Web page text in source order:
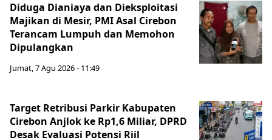
Diduga Dianiaya dan Dieksploitasi
Majikan di Mesir, PMI Asal Cirebon
Terancam Lumpuh dan Memohon
Dipulangkan
Jumat, 7 Agu 2026 - 11:49
Target Retribusi Parkir Kabupaten
Cirebon Anjlok ke Rp1,6 Miliar, DPRD
Desak Evaluasi Potensi Riil